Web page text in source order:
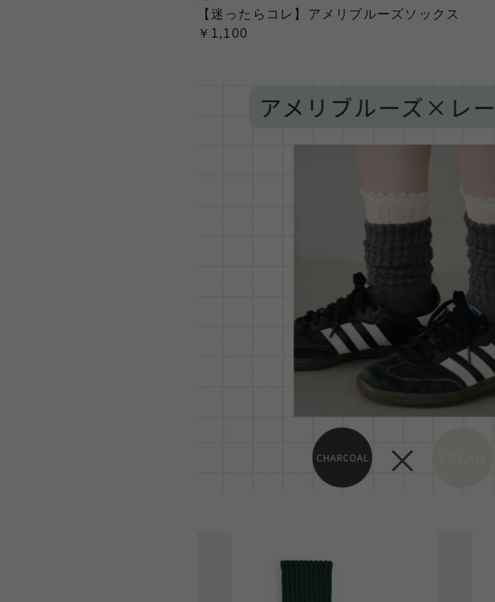
【迷ったらコレ】アメリブルーズソックス
￥1,100